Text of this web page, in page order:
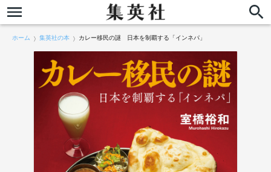
ホーム 集英社の本 カレー移民の謎 日本を制覇する「インネパ」